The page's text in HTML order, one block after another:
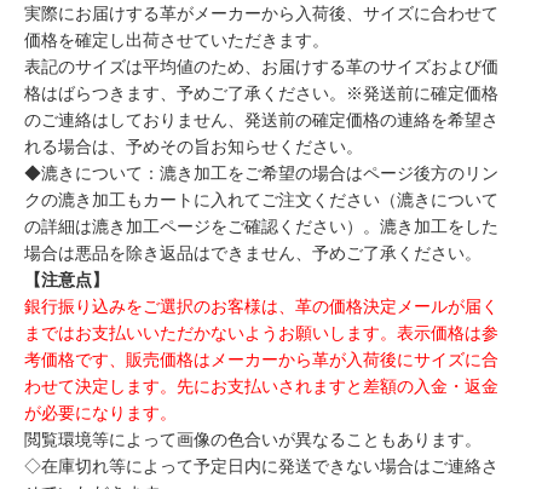
実際にお届けする革がメーカーから入荷後、サイズに合わせて
価格を確定し出荷させていただきます。
表記のサイズは平均値のため、お届けする革のサイズおよび価
格はばらつきます、予めご了承ください。※発送前に確定価格
のご連絡はしておりません、発送前の確定価格の連絡を希望さ
れる場合は、予めその旨お知らせください。
◆漉きについて：漉き加工をご希望の場合はページ後方のリン
クの漉き加工もカートに入れてご注文ください（漉きについて
の詳細は漉き加工ページをご確認ください）。漉き加工をした
場合は悪品を除き返品はできません、予めご了承ください。
【注意点】
銀行振り込みをご選択のお客様は、革の価格決定メールが届く
まではお支払いいただかないようお願いします。表示価格は参
考価格です、販売価格はメーカーから革が入荷後にサイズに合
わせて決定します。先にお支払いされますと差額の入金・返金
が必要になります。
閲覧環境等によって画像の色合いが異なることもあります。
◇在庫切れ等によって予定日内に発送できない場合はご連絡さ